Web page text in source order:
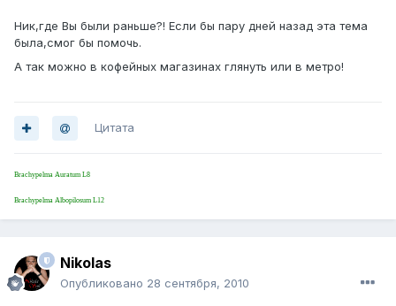
Ник,где Вы были раньше?! Если бы пару дней назад эта тема
была,смог бы помочь.
А так можно в кофейных магазинах глянуть или в метро!
Цитата
Brachypelma Auratum L8
Brachypelma Albopilosum L12
Nikolas
Опубликовано 28 сентября, 2010